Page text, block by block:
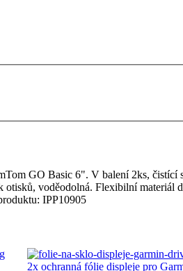
GO Basic 6". V balení 2ks,
voděodolná. Flexibilní materiál
IPP10905
2x ochranná fólie displeje pro